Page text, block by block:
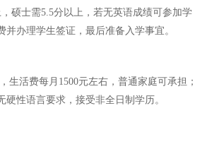
硕士需5.5分以上，若无英语成绩可参加学
办理学生签证，最后准备入学事宜。
活费每月1500元左右，普通家庭可承担；
性语言要求，接受非全日制学历。